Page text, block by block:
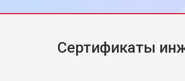
обслуживания.
Сертификаты